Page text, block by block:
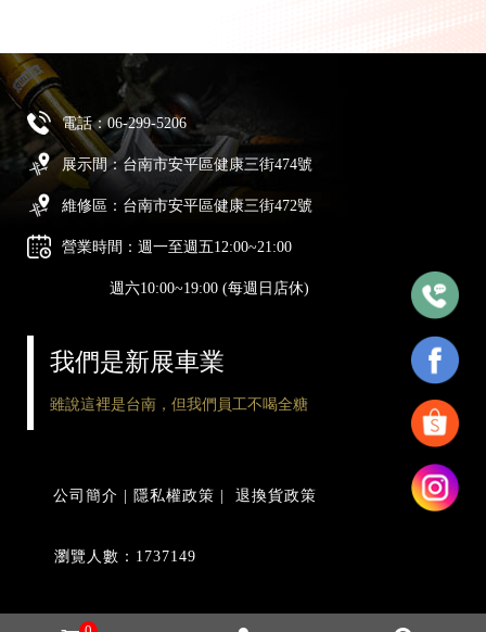
電話：06-299-5206
展示間：台南市安平區健康三街474號
維修區：台南市安平區健康三街472號
營業時間：週一至週五12:00~21:00
週六10:00~19:00 (每週日店休)
我們是新展車業
雖說這裡是台南，但我們員工不喝全糖
公司簡介 隱私權政策 退換貨政策
瀏覽人數：1737149